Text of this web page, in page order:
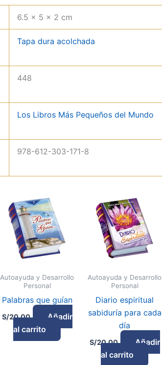
6.5 × 5 × 2 cm
Tapa dura acolchada
448
Los Libros Más Pequeños del Mundo
978-612-303-171-8
Autoayuda y Desarrollo
Personal
Palabras que guían
S/20.00
Añadir
al carrito
Autoayuda y Desarrollo
Personal
Diario espiritual
sabiduría para cada
día
S/20.00
Añadir
al carrito